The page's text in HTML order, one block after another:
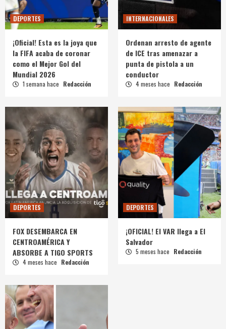
DEPORTES
¡Oficial! Esta es la joya que
la FIFA acaba de coronar
como el Mejor Gol del
Mundial 2026
1 semana hace Redacción
INTERNACIONALES
Ordenan arresto de agente
de ICE tras amenazar a
punta de pistola a un
conductor
4 meses hace Redacción
DEPORTES
FOX DESEMBARCA EN
CENTROAMÉRICA Y
ABSORBE A TIGO SPORTS
4 meses hace Redacción
DEPORTES
¡OFICIAL! El VAR llega a El
Salvador
5 meses hace Redacción